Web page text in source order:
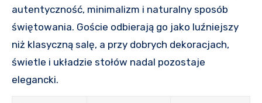
autentyczność, minimalizm i naturalny sposób
świętowania. Goście odbierają go jako luźniejszy
niż klasyczną salę, a przy dobrych dekoracjach,
świetle i układzie stołów nadal pozostaje
elegancki.